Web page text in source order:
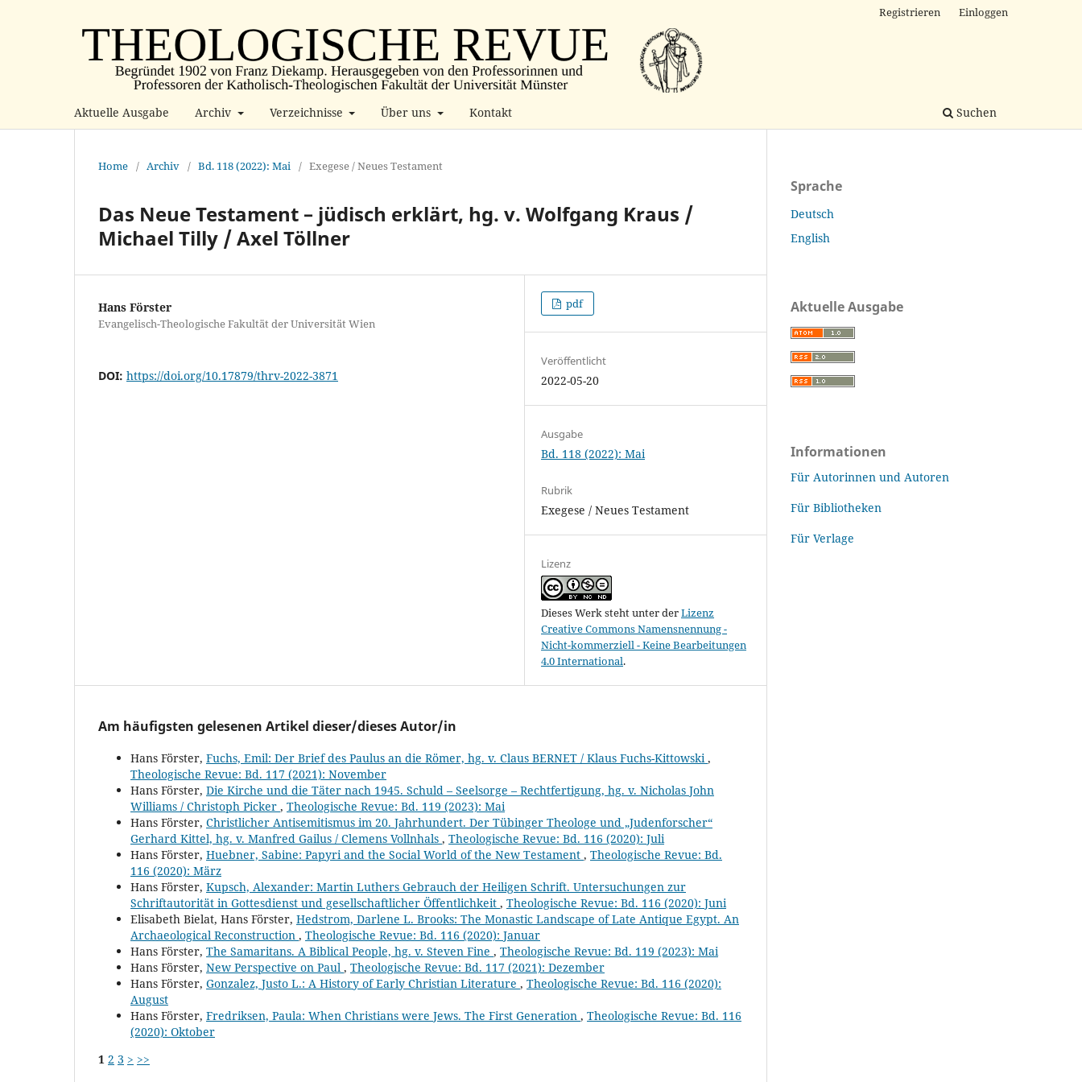
Aktuelle Ausgabe Archiv Verzeichnisse Über uns Kontakt Suchen
Registrieren Einloggen
Home / Archiv / Bd. 118 (2022): Mai / Exegese / Neues Testament
Das Neue Testament – jüdisch erklärt, hg. v. Wolfgang Kraus /
Michael Tilly / Axel Töllner
Hans Förster
Evangelisch-Theologische Fakultät der Universität Wien
DOI: https://doi.org/10.17879/thrv-2022-3871
pdf
Veröffentlicht
2022-05-20
Ausgabe
Bd. 118 (2022): Mai
Rubrik
Exegese / Neues Testament
Lizenz
Dieses Werk steht unter derLizenz
Creative Commons Namensnennung -
Nicht-kommerziell - Keine Bearbeitungen
4.0 International.
Am häufigsten gelesenen Artikel dieser/dieses Autor/in
Hans Förster, Fuchs, Emil: Der Brief des Paulus an die Römer, hg. v. Claus BERNET / Klaus Fuchs-Kittowski,
Theologische Revue: Bd. 117 (2021): November
Hans Förster, Die Kirche und die Täter nach 1945. Schuld – Seelsorge – Rechtfertigung, hg. v. Nicholas John
Williams / Christoph Picker , Theologische Revue: Bd. 119 (2023): Mai
Hans Förster, Christlicher Antisemitismus im 20. Jahrhundert. Der Tübinger Theologe und „Judenforscher“
Gerhard Kittel, hg. v. Manfred Gailus / Clemens Vollnhals , Theologische Revue: Bd. 116 (2020): Juli
Hans Förster, Huebner, Sabine: Papyri and the Social World of the New Testament , Theologische Revue: Bd.
116 (2020): März
Hans Förster, Kupsch, Alexander: Martin Luthers Gebrauch der Heiligen Schrift. Untersuchungen zur
Schriftautorität in Gottesdienst und gesellschaftlicher Öffentlichkeit , Theologische Revue: Bd. 116 (2020): Juni
Elisabeth Bielat, Hans Förster, Hedstrom, Darlene L. Brooks: The Monastic Landscape of Late Antique Egypt. An
Archaeological Reconstruction , Theologische Revue: Bd. 116 (2020): Januar
Hans Förster, The Samaritans. A Biblical People, hg. v. Steven Fine , Theologische Revue: Bd. 119 (2023): Mai
Hans Förster, New Perspective on Paul , Theologische Revue: Bd. 117 (2021): Dezember
Hans Förster, Gonzalez, Justo L.: A History of Early Christian Literature , Theologische Revue: Bd. 116 (2020):
August
Hans Förster, Fredriksen, Paula: When Christians were Jews. The First Generation , Theologische Revue: Bd. 116
(2020): Oktober
1 2 3 > >>
Sprache
Deutsch
English
Aktuelle Ausgabe
Informationen
Für Autorinnen und Autoren
Für Bibliotheken
Für Verlage